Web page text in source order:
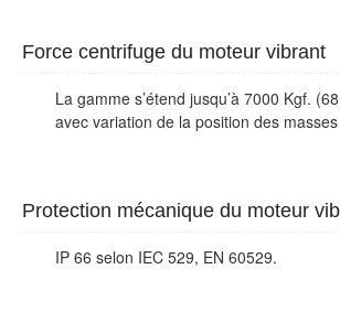
Force centrifuge du moteur vibrant
La gamme s’étend jusqu’à 7000 Kgf.
avec variation de la position des
Protection mécanique du moteur
IP 66 selon IEC 529, EN 60529.